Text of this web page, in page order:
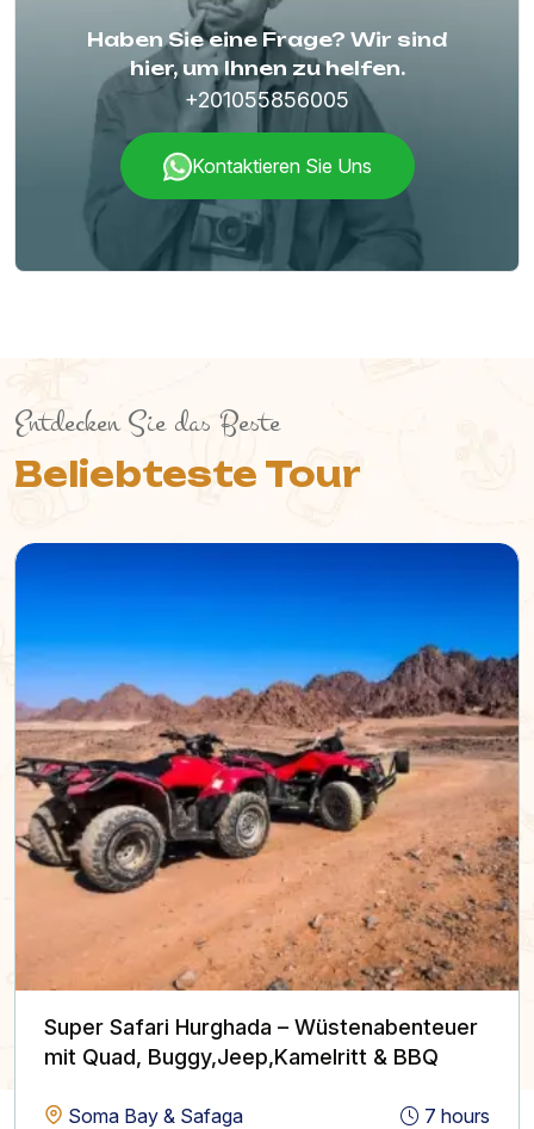
Haben Sie eine Frage? Wir sind
hier, um Ihnen zu helfen.
+201055856005
Kontaktieren Sie Uns
Entdecken Sie das Beste
Beliebteste Tour
Super Safari Hurghada – Wüstenabenteuer
mit Quad, Buggy,Jeep,Kamelritt & BBQ
Soma Bay & Safaga 7 hours